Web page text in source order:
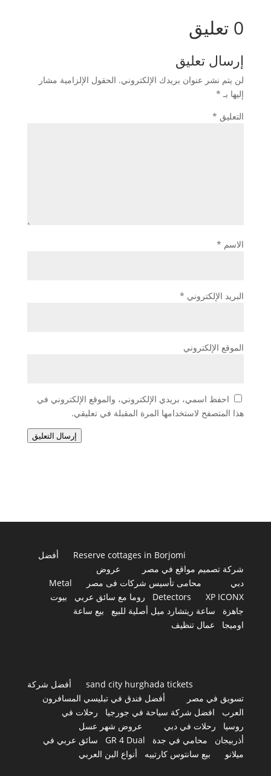
0 تعليق
إرسال تعليق
لن يتم نشر عنوان بريدك الإلكتروني. الحقول الإلزامية مشار
إليها بـ *
التعليق *
الاسم *
البريد الإلكتروني *
الموقع الإلكتروني
احفظ اسمي، بريدي الإلكتروني، والموقع الإلكتروني في
هذا المتصفح لاستخدامها المرة المقبلة في تعليقي.
إرسال التعليق
Reserve cottages in Borjomi
أفضل
شركة تصميم مواقع في مصر
عروض
دبي
محامى تأسيس شركات فى مصر
Metal
Detectors
XP ICONX روما مع سائق عربي
بيوت
جاهزة
ساعة ريتشارد ميل أصلية للبيع
بيع ساعة
اوميجا
عمال تنظيف
sand city hurghada tickets
أفضل شركة
تسويق في مصر
أفضل فندق في تبليسي المسافرون
العرب
افضل شركة سياحة في جورجيا
رحلات في
روسيا
رحلات في دبي
عروض شهر عسل
أذربيجان
محامي في جدة GR 4 Dual
سائق عربي في
ميلانو
بيع سانتوس كارتييه أنواع البن العربي